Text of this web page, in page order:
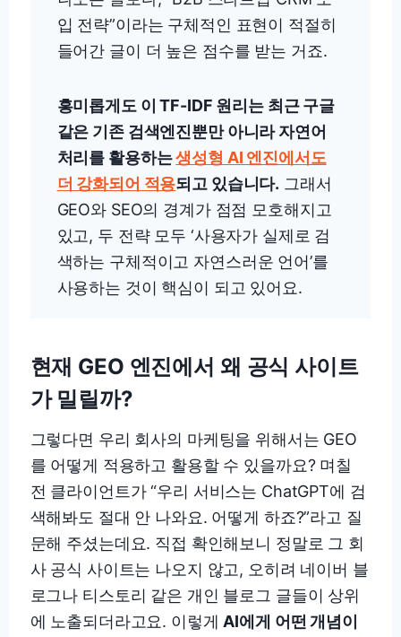
입 전략”이라는 구체적인 표현이 적절히
들어간 글이 더 높은 점수를 받는 거죠.
흥미롭게도 이 TF-IDF 원리는 최근 구글
같은 기존 검색엔진뿐만 아니라 자연어
처리를 활용하는생성형 AI 엔진에서도
더 강화되어 적용되고 있습니다. 그래서
GEO와 SEO의 경계가 점점 모호해지고
있고, 두 전략 모두 ‘사용자가 실제로 검
색하는 구체적이고 자연스러운 언어’를
사용하는 것이 핵심이 되고 있어요.
현재 GEO 엔진에서 왜 공식 사이트
가 밀릴까?
그렇다면 우리 회사의 마케팅을 위해서는 GEO
를 어떻게 적용하고 활용할 수 있을까요? 며칠
전 클라이언트가 “우리 서비스는 ChatGPT에 검
색해봐도 절대 안 나와요. 어떻게 하죠?”라고 질
문해 주셨는데요. 직접 확인해보니 정말로 그 회
사 공식 사이트는 나오지 않고, 오히려 네이버 블
로그나 티스토리 같은 개인 블로그 글들이 상위
에 노출되더라고요. 이렇게 AI에게 어떤 개념이